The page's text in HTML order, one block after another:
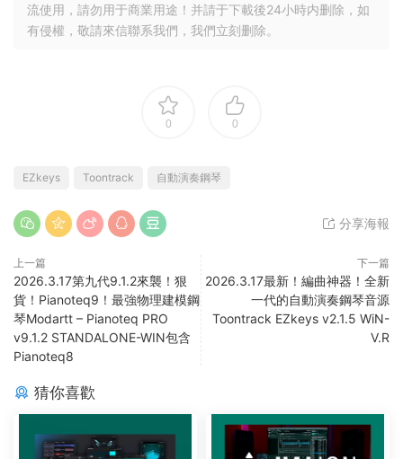
流使用，請勿用于商業用途！并請于下載後24小時内删除，如
有侵權，敬請來信聯系我們，我們立刻删除。
0 0
EZkeys Toontrack 自動演奏鋼琴
分享海報
上一篇
2026.3.17第九代9.1.2來襲！狠
貨！Pianoteq9！最強物理建模鋼
琴Modartt – Pianoteq PRO
v9.1.2 STANDALONE-WIN包含
Pianoteq8
下一篇
2026.3.17最新！編曲神器！全新
一代的自動演奏鋼琴音源
Toontrack EZkeys v2.1.5 WiN-
V.R
猜你喜歡